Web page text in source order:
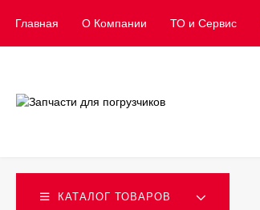
Главная О Компании ТО и Сервис
КАТАЛОГ ТОВАРОВ